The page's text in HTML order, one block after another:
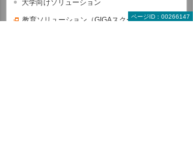
ページID：00266147
大学向けソリューション
教育ソリューション（GIGAスクール）